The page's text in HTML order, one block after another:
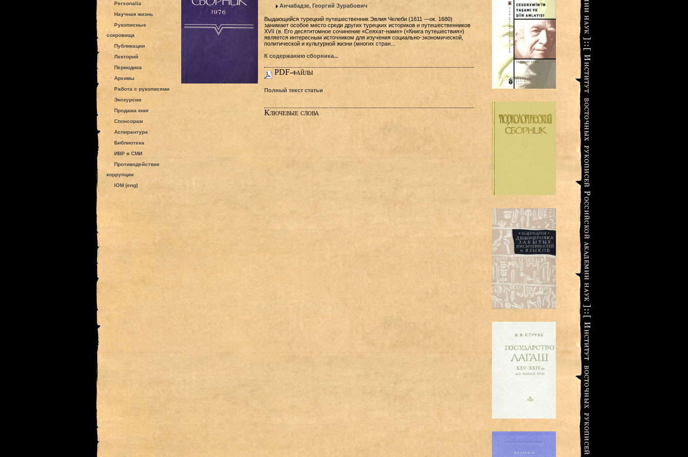
Personalia
Научная жизнь
Рукописные
сокровища
Публикации
Лекторий
Периодика
Архивы
Работа с рукописями
Экскурсии
Продажа книг
Спонсорам
Аспирантура
Библиотека
ИВР в СМИ
Противодействие
коррупции
IOM (eng)
Анчабадзе, Георгий Зурабович
Выдающийся турецкий путешественник Эвлия Челеби (1611 —ок. 1680)
занимает особое место среди других турецких историков и путешественников
XVII (в. Его десятитомное сочинение «Сеяхат-наме» («Книга путешествия»)
является интересным источником для изучения социально-экономической,
политической и культурной жизни (многих стран...
К содержанию сборника...
PDF-файлы
Полный текст статьи
Ключевые слова